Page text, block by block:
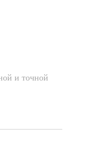
и точной